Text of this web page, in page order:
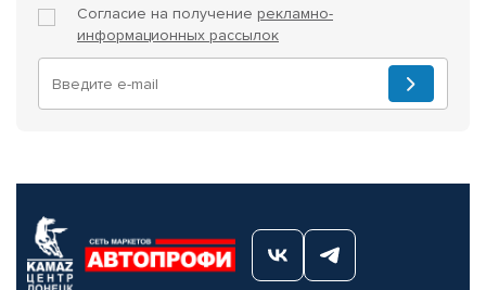
Согласие на получение рекламно-
информационных рассылок